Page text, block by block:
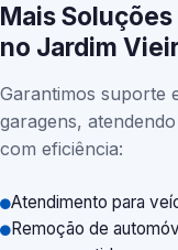
Mais
no Jardim
Garantimos suporte
garagens,
com eficiência:
Atendimento para
Remoção de